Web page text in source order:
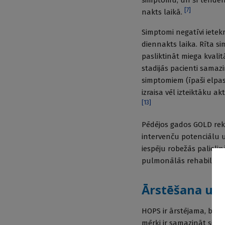
nakts laikā.
7
Simptomi negatīvi
diennakts laika. Rīta
pasliktināt miega
stadijās pacienti
simptomiem (īpaši
izraisa vēl izteiktāku
13
Pēdējos gados GOLD
intervenču potenciālu
iespēju robežās
pulmonālās
Ārstēšana
HOPS ir ārstējama,
mērķi ir samazināt